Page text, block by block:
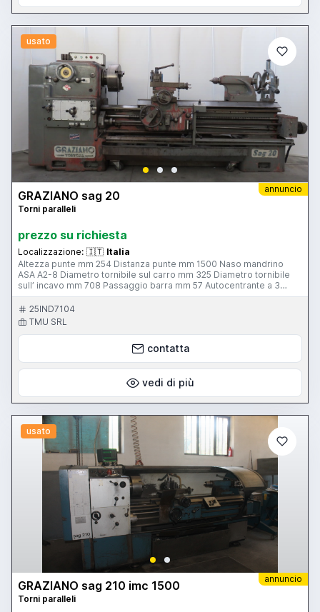
usato
annuncio
GRAZIANO sag 20
Torni paralleli
prezzo su richiesta
Localizzazione: 🇮🇹 Italia
Altezza punte mm 254 Distanza punte mm 1500 Naso mandrino
ASA A2-8 Diametro tornibile sul carro mm 325 Diametro tornibile
sull’ incavo mm 708 Passaggio barra mm 57 Autocentrante a 3
griffe 3+3 (diametro) mm 350 Velocità rotazione mandrino rpm 26-
1300 Potenza motore mandrino Kw 7,5 Canotto contropunta CM 5
Peso Kg 2300 Accessori in dotazione Plateau a 4 griffe (diametro)
25IND7104
TMU SRL
contatta
vedi di più
usato
annuncio
GRAZIANO sag 210 imc 1500
Torni paralleli